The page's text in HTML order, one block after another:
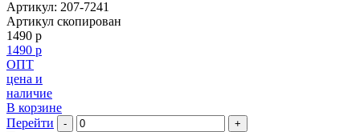
Артикул: 207-7241
Артикул скопирован
1490 р
1490 р
ОПТ
цена и
наличие
В корзине
Перейти
- +